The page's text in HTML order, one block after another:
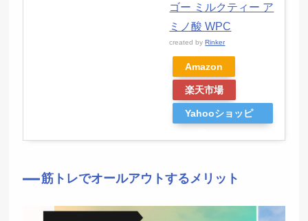
ゴー ミルクティー ア
ミノ酸 WPC
created byRinker
Amazon
楽天市場
Yahooショッピ
筋トレでオールアウトするメリット